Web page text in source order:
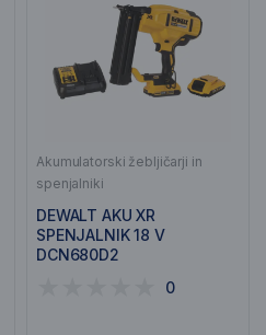
Akumulatorski žebljičarji in
spenjalniki
DEWALT AKU XR
SPENJALNIK 18 V
DCN680D2
0